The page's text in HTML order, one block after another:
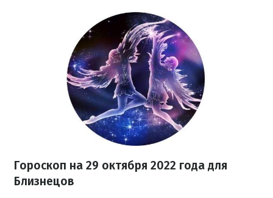
Гороскоп на 29 октября 2022 года для
Близнецов